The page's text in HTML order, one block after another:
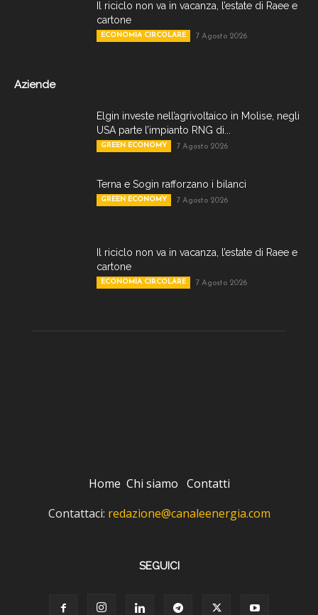
Il riciclo non va in vacanza, l’estate di Raee e
cartone
ECONOMIA CIRCOLARE 7 Agosto 2026
Aziende
Elgin investe nell’agrivoltaico in Molise, negli
USA parte l’impianto RNG di...
GREEN ECONOMY 7 Agosto 2026
Terna e Sogin rafforzano i bilanci
GREEN ECONOMY 7 Agosto 2026
Il riciclo non va in vacanza, l’estate di Raee e
cartone
ECONOMIA CIRCOLARE 7 Agosto 2026
Home Chi siamo Contatti
Contattaci: redazione@canaleenergia.com
SEGUICI